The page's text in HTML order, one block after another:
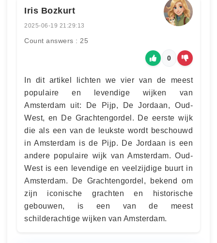
Iris Bozkurt
2025-06-19 21:29:13
Count answers : 25
0
In dit artikel lichten we vier van de meest
populaire en levendige wijken van
Amsterdam uit: De Pijp, De Jordaan, Oud-
West, en De Grachtengordel. De eerste wijk
die als een van de leukste wordt beschouwd
in Amsterdam is de Pijp. De Jordaan is een
andere populaire wijk van Amsterdam. Oud-
West is een levendige en veelzijdige buurt in
Amsterdam. De Grachtengordel, bekend om
zijn iconische grachten en historische
gebouwen, is een van de meest
schilderachtige wijken van Amsterdam.